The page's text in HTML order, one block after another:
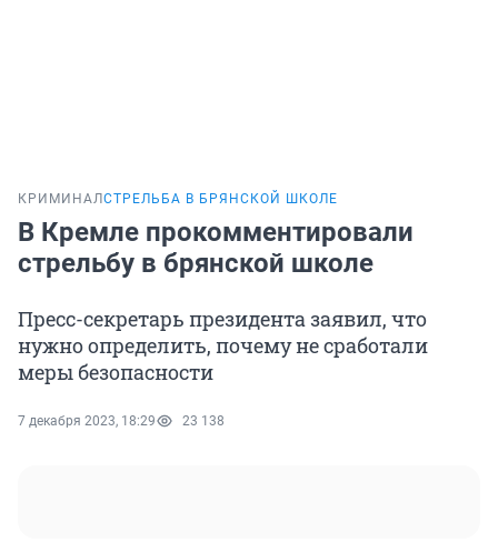
КРИМИНАЛСТРЕЛЬБА В БРЯНСКОЙ ШКОЛЕ
В Кремле прокомментировали
стрельбу в брянской школе
Пресс-секретарь президента заявил, что
нужно определить, почему не сработали
меры безопасности
7 декабря 2023, 18:29 23 138